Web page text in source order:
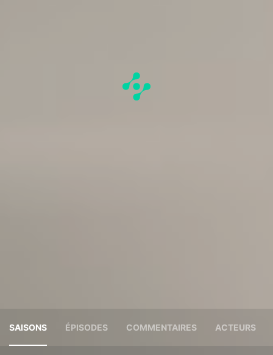
SAISONS ÉPISODES COMMENTAIRES ACTEURS